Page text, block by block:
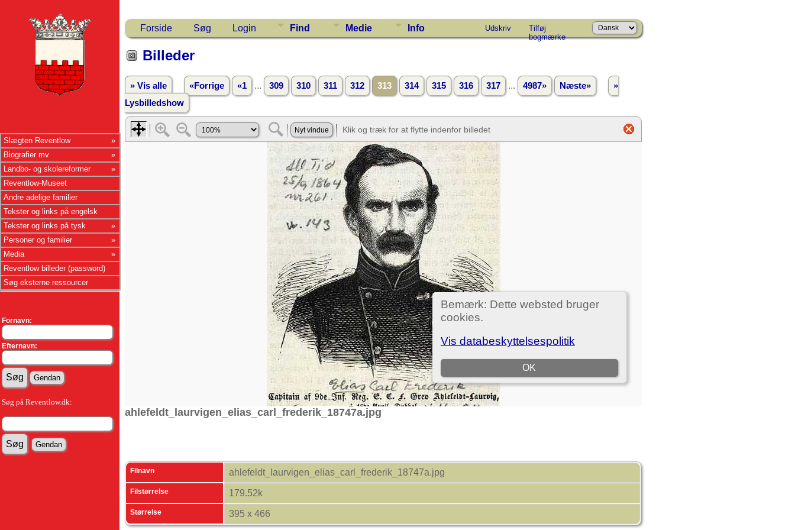
Slægten Reventlow
Biografier mv
Landbo- og skolereformer
Reventlow-Museet
Andre adelige familier
Tekster og links på engelsk
Tekster og links på tysk
Personer og familier
Media
Reventlow billeder (password)
Søg eksterne ressourcer
Fornavn:
Efternavn:
Søg på Reventlow.dk:
Forside Søg Login Find Medie Info Udskriv
Tilføj
bogmærke
Billeder
» Vis alle «Forrige «1 ... 309 310 311 312 313 314 315 316 317 ... 4987» Næste»
»
Lysbilledshow
ahlefeldt_laurvigen_elias_carl_frederik_18747a.jpg
Filnavn ahlefeldt_laurvigen_elias_carl_frederik_18747a.jpg
Filstørrelse 179.52k
Størrelse 395 x 466